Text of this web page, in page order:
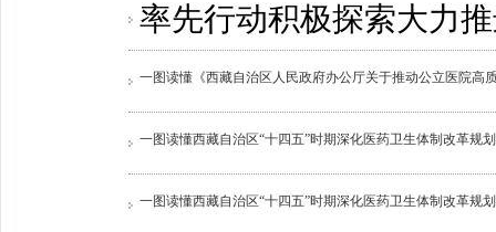
率先行动积极探索大力
一图读懂《西藏自治区人民政府办公厅关于推动公立医院高
一图读懂西藏自治区“十四五”时期深化医药卫生体制改革规划
一图读懂西藏自治区“十四五”时期深化医药卫生体制改革规划